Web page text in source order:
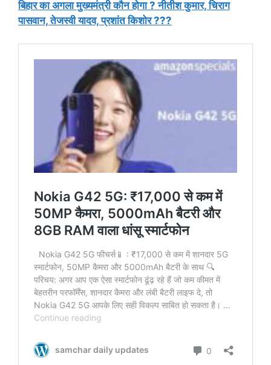
बिहार का अगला मुख्यमंत्री कौन होगा ? नीतीश कुमार, चिराग
पासवान, तेजस्वी यादव, प्रशांत किशोर ???